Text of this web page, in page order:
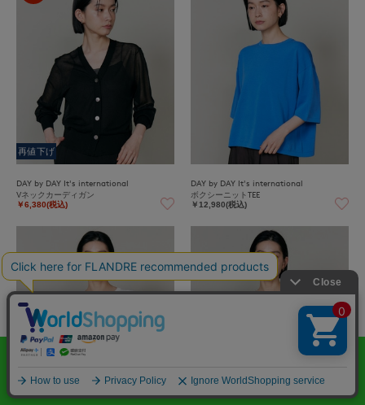
再値下げ
DAY by DAY It's international
Vネックカーディガン
￥6,380(税込)
DAY by DAY It's international
ボクシーニットTEE
￥12,980(税込)